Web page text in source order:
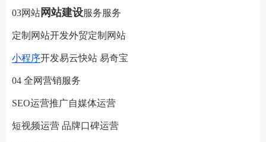
03网站网站建设服务服务
定制网站开发外贸定制网站
小程序开发易云快站 易奇宝
04 全网营销服务
SEO运营推广自媒体运营
短视频运营 品牌口碑运营